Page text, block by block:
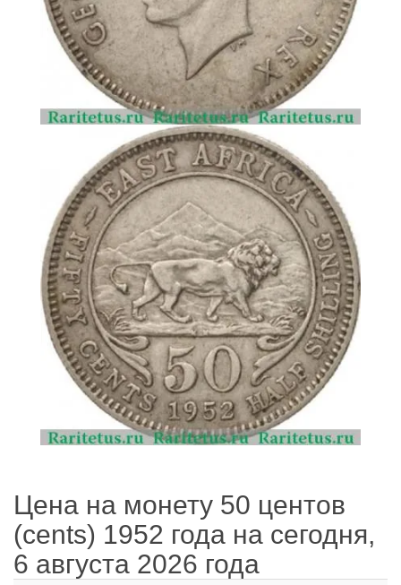
Цена на монету 50 центов
(cents) 1952 года на сегодня,
6 августа 2026 года